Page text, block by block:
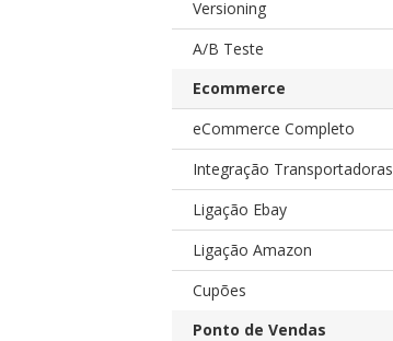
Versioning
A/B Teste
Ecommerce
eCommerce Completo
Integração Transportadoras
Ligação Ebay
Ligação Amazon
Cupões
Ponto de Vendas